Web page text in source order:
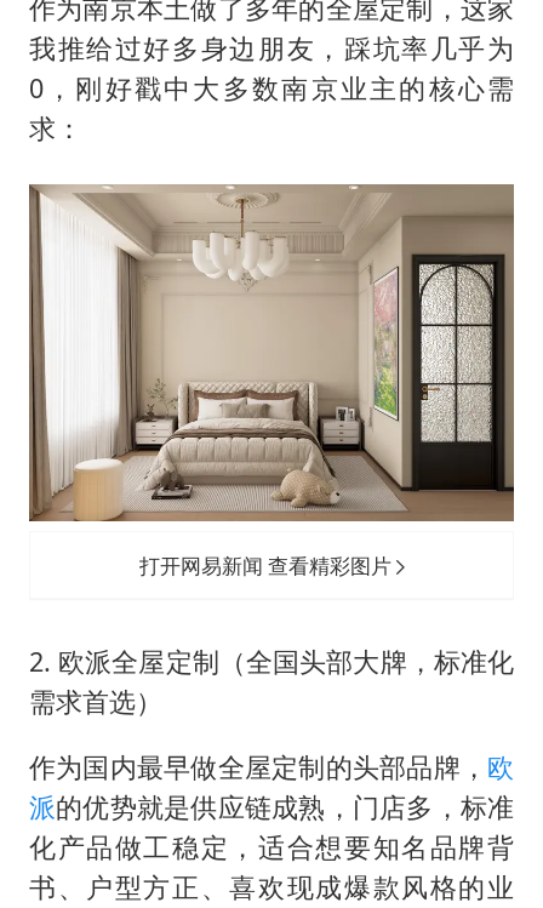
作为南京本土做了多年的全屋定制，这家
我推给过好多身边朋友，踩坑率几乎为
0，刚好戳中大多数南京业主的核心需
求：
打开网易新闻 查看精彩图片
2. 欧派全屋定制（全国头部大牌，标准化
需求首选）
作为国内最早做全屋定制的头部品牌， 欧
派的优势就是供应链成熟，门店多，标准
化产品做工稳定，适合想要知名品牌背
书、户型方正、喜欢现成爆款风格的业